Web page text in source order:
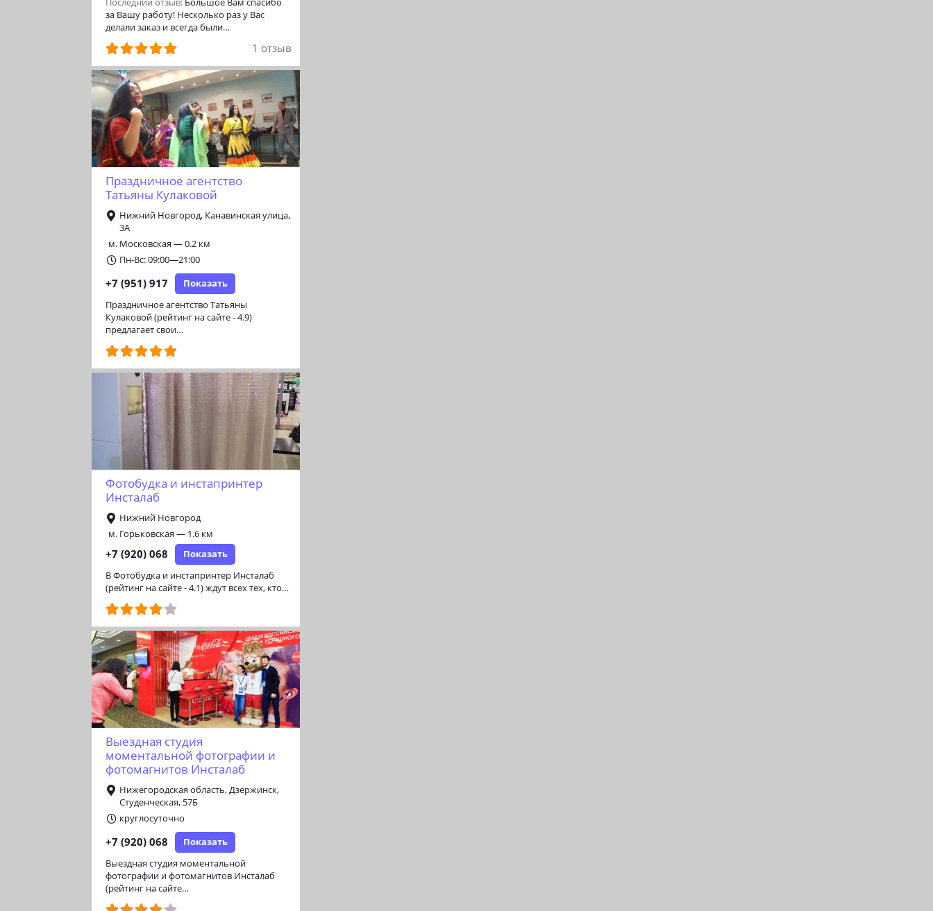
Последний отзыв: Большое Вам спасибо
за Вашу работу! Несколько раз у Вас
делали заказ и всегда были…
1 отзыв
Праздничное агентство
Татьяны Кулаковой
Нижний Новгород, Канавинская улица,
3А
м. Московская — 0.2 км
Пн-Вс: 09:00—21:00
+7 (951) 917 Показать
Праздничное агентство Татьяны
Кулаковой (рейтинг на сайте - 4.9)
предлагает свои…
Фотобудка и инстапринтер
Инсталаб
Нижний Новгород
м. Горьковская — 1.6 км
+7 (920) 068 Показать
В Фотобудка и инстапринтер Инсталаб
(рейтинг на сайте - 4.1) ждут всех тех, кто…
Выездная студия
моментальной фотографии и
фотомагнитов Инсталаб
Нижегородская область, Дзержинск,
Студенческая, 57Б
круглосуточно
+7 (920) 068 Показать
Выездная студия моментальной
фотографии и фотомагнитов Инсталаб
(рейтинг на сайте…